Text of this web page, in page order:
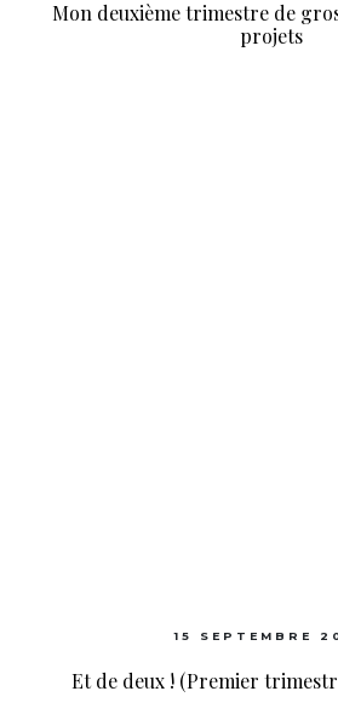
Mon deuxième trimestre de
projets
15 SEPTEMBRE
Et de deux ! (Premier